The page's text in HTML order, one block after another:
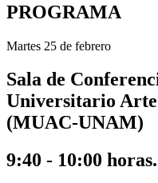
PROGRAMA
Martes 25 de febrero
Sala de
Universitario
(MUAC-UNAM)
9:40 - 10:00